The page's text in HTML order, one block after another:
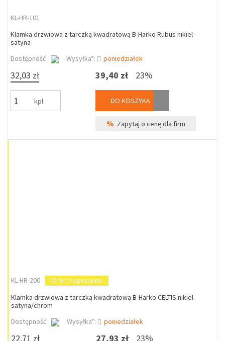
KL-HR-101
Klamka drzwiowa z tarczką kwadratową B-Harko Rubus nikiel-
satyna
Dostępność
Wysyłka*: poniedziałek
32,03 zł
kpl
39,40 zł 23%
DO KOSZYKA
% Zapytaj o cenę dla firm
KL-HR-200
Oferta specjalna
Klamka drzwiowa z tarczką kwadratową B-Harko CELTIS nikiel-
satyna/chrom
Dostępność
Wysyłka*: poniedziałek
22,71 zł 27,93 zł 23%